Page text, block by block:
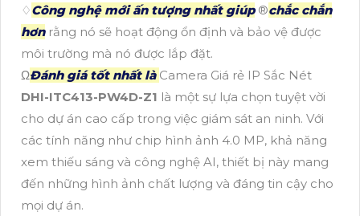
♢Công nghệ mới ấn tượng nhất giúp®️chắc chắn
hơnrằng nó sẽ hoạt động ổn định và bảo vệ được
môi trường mà nó được lắp đặt.
ΩĐánh giá tốt nhất là Camera Giá rẻ IP Sắc Nét
DHI-ITC413-PW4D-Z1 là một sự lựa chọn tuyệt vời
cho dự án cao cấp trong việc giám sát an ninh. Với
các tính năng như chip hình ảnh 4.0 MP, khả năng
xem thiếu sáng và công nghệ AI, thiết bị này mang
đến những hình ảnh chất lượng và đáng tin cậy cho
mọi dự án.